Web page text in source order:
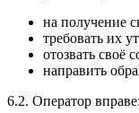
на получение
требовать их
отозвать своё
направить
6.2. Оператор вправе: